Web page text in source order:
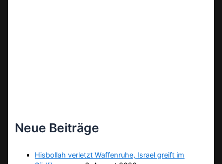
Neue Beiträge
Hisbollah verletzt Waffenruhe, Israel greift im